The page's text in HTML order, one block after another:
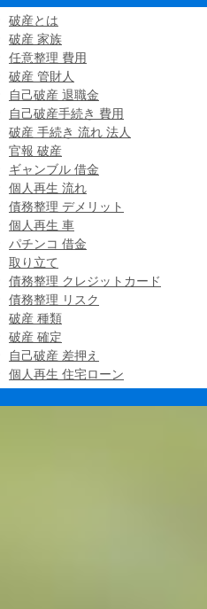
破産とは
破産 家族
任意整理 費用
破産 管財人
自己破産 退職金
自己破産手続き 費用
破産 手続き 流れ 法人
官報 破産
ギャンブル 借金
個人再生 流れ
債務整理 デメリット
個人再生 車
パチンコ 借金
取り立て
債務整理 クレジットカード
債務整理 リスク
破産 種類
破産 確定
自己破産 差押え
個人再生 住宅ローン